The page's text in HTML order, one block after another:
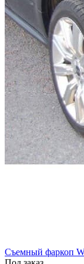
Cъемный фаркоп